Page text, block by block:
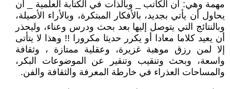
مهمة وهي: أن الكاتب _ وبالذات في الكتابة العلمية _ أن
يحاول أن يأتي بجديد، بالأفكار المبتكرة، وبالأراء الأصيلة،
وبالنتائج التي يتوصل إليها بعد بحث ودرس وعناء، وليحذر
أن يعيد كلاما معادا أو يكرر حديثا مكرورا !! وهذا لا يتأتى
إلا لمن رزق موهبة غزيرة، وعقلية ممتازة ، وثقافة
واسعة، وبحث وتنقيب وتنقير عن الموضوعات البكر،
والمساحات العذراء في خارطة المعرفة والثقافة والفن.